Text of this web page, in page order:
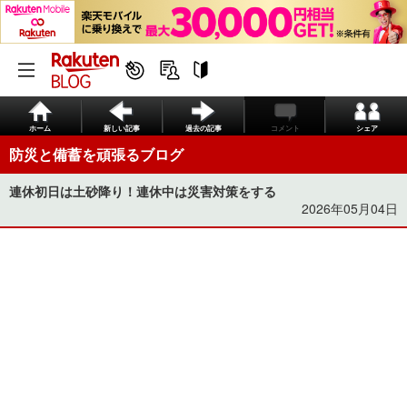
ホーム 新しい記事 過去の記事 コメント シェア
防災と備蓄を頑張るブログ
連休初日は土砂降り！連休中は災害対策をする
2026年05月04日